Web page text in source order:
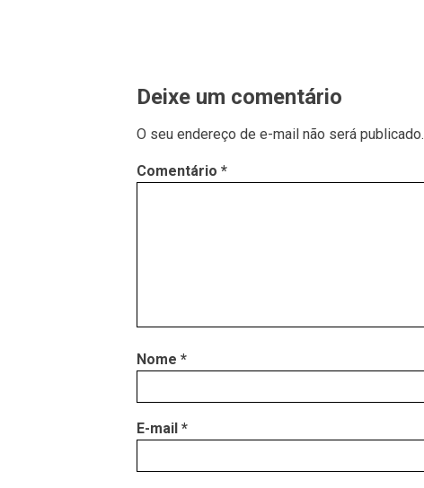
Deixe um comentário
O seu endereço de e-mail não será publicado.
Comentário *
Nome *
E-mail *